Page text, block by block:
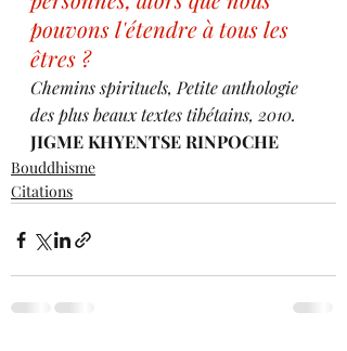
pouvons l'étendre à tous les
êtres ?
Chemins spirituels, Petite anthologie
des plus beaux textes tibétains, 2010.
JIGME KHYENTSE RINPOCHE
Bouddhisme
Citations